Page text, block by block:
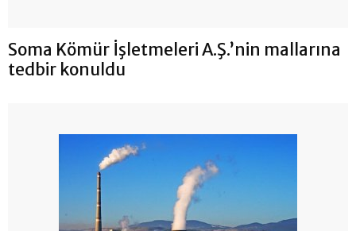
Soma Kömür İşletmeleri A.Ş.’nin mallarına
tedbir konuldu